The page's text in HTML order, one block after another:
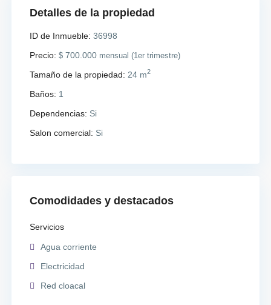
Detalles de la propiedad
ID de Inmueble: 36998
Precio: $700.000 mensual (1er trimestre)
Tamaño de la propiedad: 24 m2
Baños: 1
Dependencias: Si
Salon comercial: Si
Comodidades y destacados
Servicios
Agua corriente
Electricidad
Red cloacal